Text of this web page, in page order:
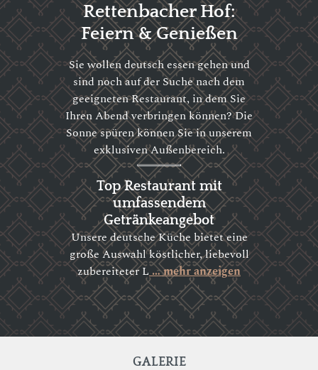
Rettenbacher Hof:
Feiern & Genießen
Sie wollen deutsch essen gehen und
sind noch auf der Suche nach dem
geeigneten Restaurant, in dem Sie
Ihren Abend verbringen können? Die
Sonne spüren können Sie in unserem
exklusiven Außenbereich.
Top Restaurant mit
umfassendem
Getränkeangebot
Unsere deutsche Küche bietet eine
große Auswahl köstlicher, liebevoll
zubereiteter L… mehr anzeigen
GALERIE